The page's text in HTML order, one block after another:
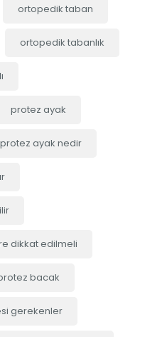
ortopedik taban
ortopedik tabanlık
protez ayak
protez ayak nedir
dikkat edilmeli
bacak
gerekenler